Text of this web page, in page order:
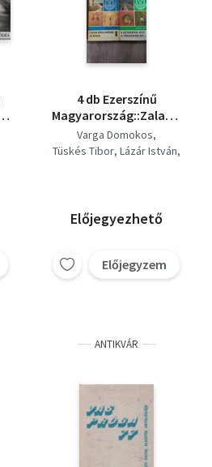
4 db Ezerszínű
Üres bölcsőnk járása,
S középen ott a
Varga Domokos
Tüskés Tibor Lázár István
Előjegyezhető
Előjegyzem
ANTIKVÁR